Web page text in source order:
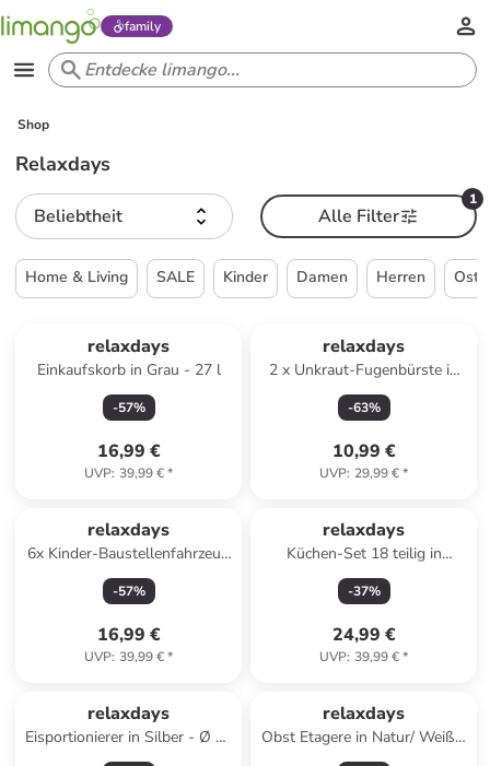
family
Shop
Relaxdays
Beliebtheit
1
Alle Filter
Home & Living SALE Kinder Damen Herren
relaxdays
Einkaufskorb in Grau - 27 l
-57%
16,99 €
UVP: 39,99 €*
relaxdays
2 x Unkraut-Fugenbürste in
Natur/ Gold
-63%
10,99 €
UVP: 29,99 €*
relaxdays
6x Kinder-Baustellenfahrzeug
in Orange/ Schwarz
-57%
16,99 €
UVP: 39,99 €*
relaxdays
Küchen-Set 18 teilig in
Silber/Weiß
-37%
24,99 €
UVP: 39,99 €*
relaxdays
Eisportionierer in Silber - Ø 53
mm
relaxdays
Obst Etagere in Natur/ Weiß -
3 Etagen